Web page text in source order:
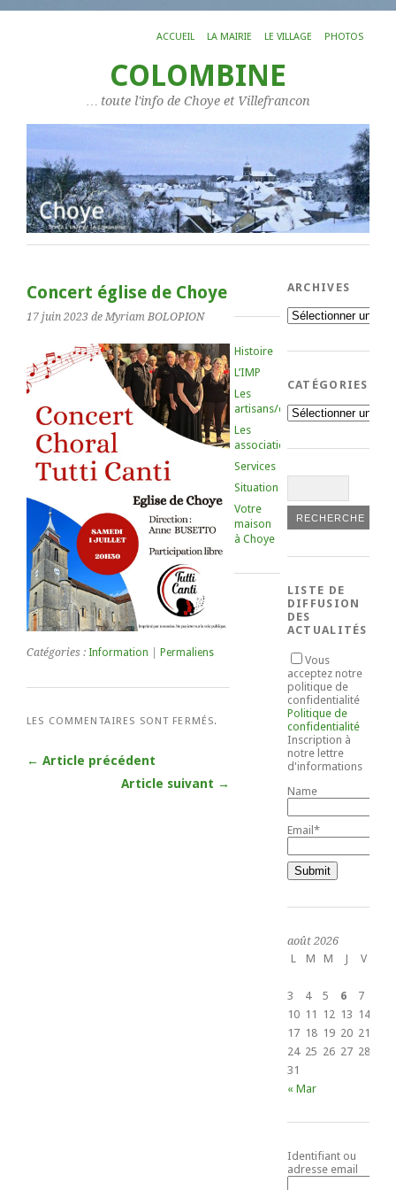
ACCUEIL LA MAIRIE LE VILLAGE PHOTOS
COLOMBINE
… toute l'info de Choye et Villefrancon
Concert église de Choye
17 juin 2023 de Myriam BOLOPION
Catégories : Information Permaliens
LES COMMENTAIRES SONT FERMÉS.
← Article précédent
Article suivant →
Histoire
L’IMP
Les
artisans/commerçants
Les
associations
Services
Situation
Votre
maison
à Choye
ARCHIVES
Archives
CATÉGORIES
Catégories
LISTE DE
DIFFUSION
DES
ACTUALITÉS
Vous
acceptez notre
politique de
confidentialité
Politique de
confidentialité
Inscription à
notre lettre
d'informations
Name
Email*
août 2026
L
M M J V
3
4 5 6 7
10 11 12 13 14
17 18 19 20 21
24 25 26 27 28
31
« Mar
Identifiant ou
adresse email